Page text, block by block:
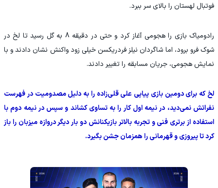
فوتبال لهستان را بالای سر ببرد.
رادومیاک بازی را هجومی آغاز کرد و حتی در دقیقه 8 به گل رسید تا لخ در
شوک فرو برود، اما شاگردان نیلز فردریکسن خیلی زود واکنش نشان دادند و با
نمایش هجومی، جریان مسابقه را تغییر دادند.
لخ که برای دومین بازی پیاپی علی قلی‌زاده را به دلیل مصدومیت در فهرست
نفراتش نمی‌دید، در نیمه اول کار را به تساوی کشاند و سپس در نیمه دوم با
استفاده از برتری فنی و تجربه بالاتر بازیکنانش دو بار دیگر دروازه میزبان را باز
کرد تا پیروزی و قهرمانی را همزمان جشن بگیرد.